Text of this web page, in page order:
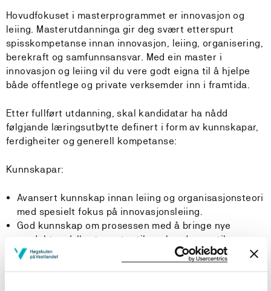
Hovudfokuset i masterprogrammet er innovasjon og
leiing. Masterutdanninga gir deg svært etterspurt
spisskompetanse innan innovasjon, leiing, organisering,
berekraft og samfunnsansvar. Med ein master i
innovasjon og leiing vil du vere godt eigna til å hjelpe
både offentlege og private verksemder inn i framtida.
Etter fullført utdanning, skal kandidatar ha nådd
følgjande læringsutbytte definert i form av kunnskapar,
ferdigheiter og generell kompetanse:
Kunnskapar:
Avansert kunnskap innan leiing og organisasjonsteori
med spesielt fokus på innovasjonsleiing.
God kunnskap om prosessen med å bringe nye
produkt og/eller tenester til marknaden og til
offentleg sektor.